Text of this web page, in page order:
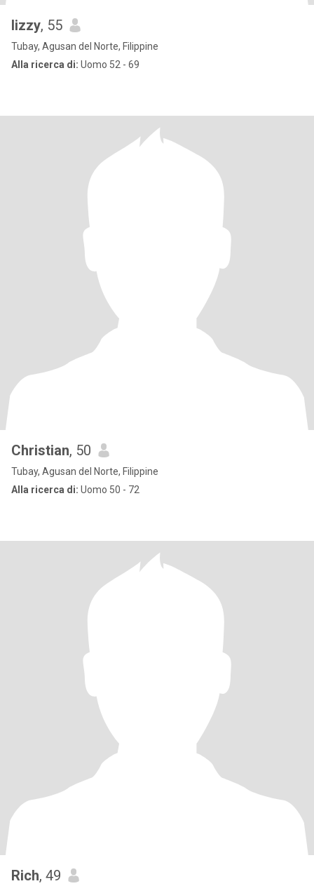
lizzy, 55
Tubay, Agusan del Norte, Filippine
Alla ricerca di: Uomo 52 - 69
Christian, 50
Tubay, Agusan del Norte, Filippine
Alla ricerca di: Uomo 50 - 72
Rich, 49